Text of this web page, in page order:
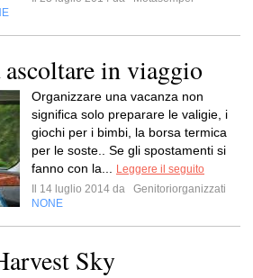
in viaggio
Organizzare una vacanza non
significa solo preparare le valigie, i
giochi per i bimbi, la borsa termica
per le soste.. Se gli spostamenti si
fanno con la...
Leggere il seguito
Il 14 luglio 2014 da
Genitoriorganizzati
NONE
Sky